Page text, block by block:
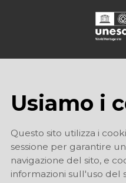
Usiamo i
Questo sito utilizza i
sessione per garantire
navigazione del sito, e
informazioni sull'uso del